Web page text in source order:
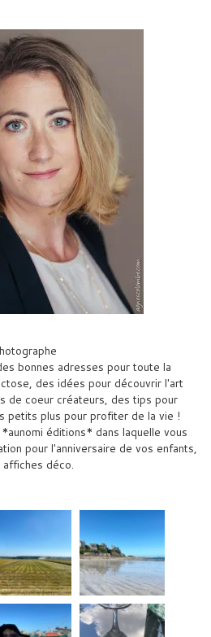
bonnes adresses pour toute la
des idées pour découvrir l'art
de coeur créateurs, des tips pour
petits plus pour profiter de la vie !
éditions* dans laquelle vous
pour l'anniversaire de vos enfants,
déco.